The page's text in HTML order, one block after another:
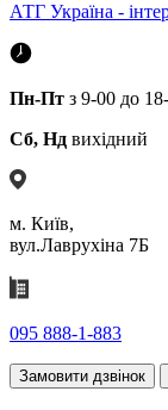
АТГ Україна -
Пн-Пт з 9-00 до
Сб, Нд вихідний
м. Київ,
вул.Лаврухіна 7Б
095 888-1-883
Замовити дзвінок